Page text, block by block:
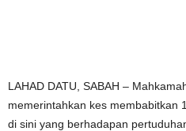
LAHAD DATU, SABAH –
memerintahkan kes membabitkan
di sini yang berhadapan